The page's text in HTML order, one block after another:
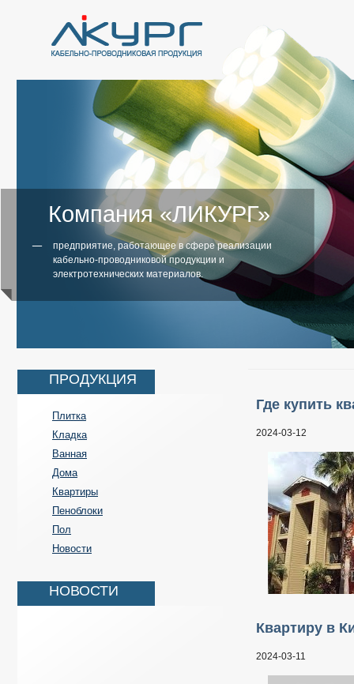
Компания «ЛИКУРГ»
предприятие, работающее в сфере реализации
кабельно-проводниковой продукции и
электротехнических материалов.
ПРОДУКЦИЯ
Плитка
Кладка
Ванная
Дома
Квартиры
Пеноблоки
Пол
Новости
НОВОСТИ
Где купить
2024-03-12
Квартиру в
2024-03-11